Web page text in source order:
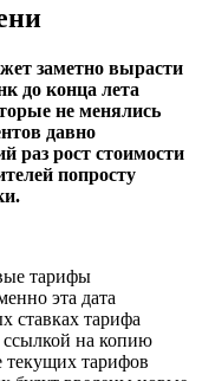
заметно вырасти
до конца лета
не менялись
давно
раз рост стоимости
попросту
тарифы
эта дата
ставках тарифа
ссылкой на копию
текущих тарифов